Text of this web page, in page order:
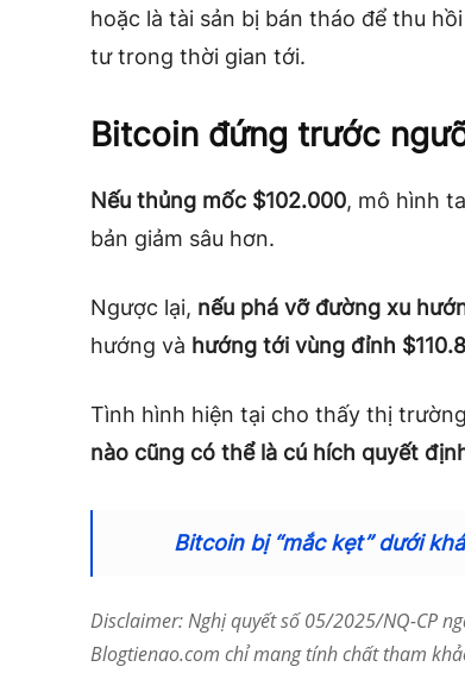
hoặc là tài sản bị bán tháo để thu
tư trong thời gian tới.
Bitcoin đứng trước
Nếu thủng mốc $102.000, mô hình
bản giảm sâu hơn.
Ngược lại, nếu phá vỡ đường xu
hướng và hướng tới vùng đỉnh
Tình hình hiện tại cho thấy thị
nào cũng có thể là cú hích quyết
Bitcoin bị “mắc kẹt” dưới
Disclaimer: Nghị quyết số 05/2025/NQ-CP
Blogtienao.com chỉ mang tính chất tham